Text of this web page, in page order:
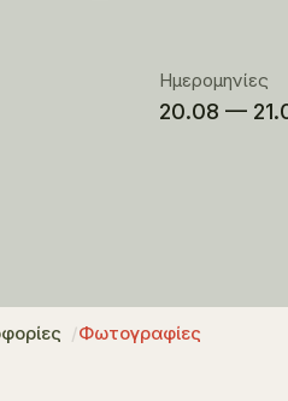
Ημερομηνίες
20.08 —
Φωτογραφίες